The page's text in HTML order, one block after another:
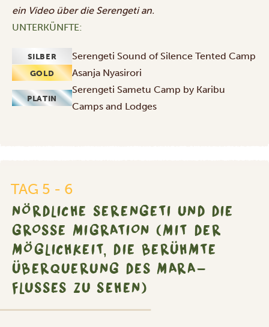
ein Videoüber die Serengeti an.
UNTERKÜNFTE:
SILBER Serengeti Sound of Silence Tented Camp
GOLD Asanja Nyasirori
PLATIN
Serengeti Sametu Camp by Karibu
Camps and Lodges
TAG 5 - 6
NÖRDLICHE SERENGETI UND DIE
GROSSE MIGRATION (MIT DER M
ÖGLICHKEIT, DIE BERÜHMTE Ü
BERQUERUNG DES MARA-F
LUSSES ZU SEHEN)